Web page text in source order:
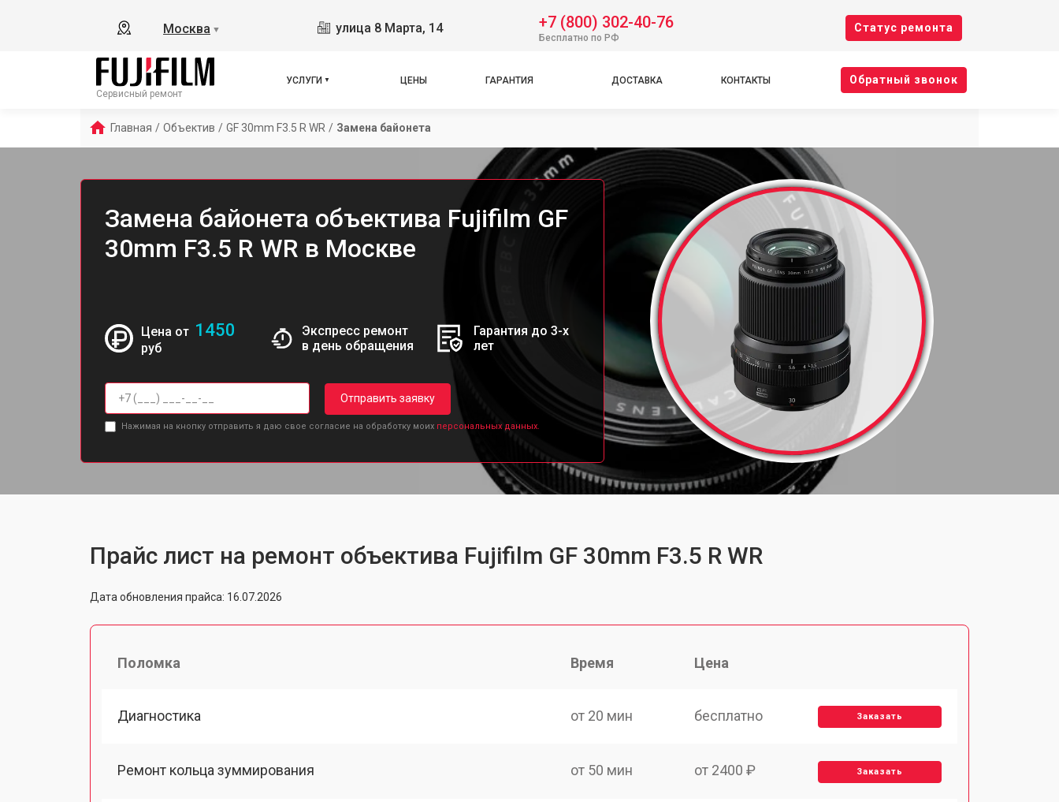
Москва ▼ улица 8 Марта, 14 +7 (800) 302-40-76
Бесплатно по РФ
Cтатус ремонта
Сервисный ремонт
УСЛУГИ ЦЕНЫ ГАРАНТИЯ ДОСТАВКА КОНТАКТЫ Oбратный звонок
Главная / Объектив / GF 30mm F3.5 R WR / Замена байонета
Замена байонета объектива Fujifilm GF
30mm F3.5 R WR в Москве
Цена от 1450
руб
Экспресс ремонт
в день обращения
Гарантия до 3-х
лет
Отправить заявку
Нажимая на кнопку отправить я даю свое согласие на обработку моих персональных данных.
Прайс лист на ремонт объектива Fujifilm GF 30mm F3.5 R WR
Дата обновления прайса: 16.07.2026
Поломка Время Цена
Диагностика от 20 мин бесплатно Заказать
Ремонт кольца зуммирования от 50 мин от 2400 ₽ Заказать